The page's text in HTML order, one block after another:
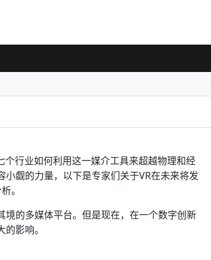
个行业如何利用这一媒介工具来超越物理和经
觑的力量，以下是专家们关于VR在未来将发
。
的多媒体平台。但是现在，在一个数字创新
影响。